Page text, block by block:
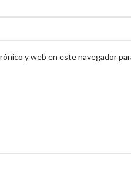
y web en este navegador